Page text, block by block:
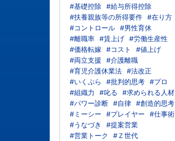
#基礎控除
#給与所得控除
#扶養親族等の所得要件 #在り方
#コントロール #男性育休
#離職率 #賃上げ #労働生産性
#価格転嫁
#コスト
#値上げ
#両立支援
#介護離職
#育児介護休業法 #法改正
#いくぷら
#批判的思考 #プロ
#組織力
#叱る
#求められる人材
#パワー診断 #自律 #創造的思考
#ミーシー
#プレイヤー
#仕事術
#うなづき
#提案営業
#営業トーク
#Ｚ世代